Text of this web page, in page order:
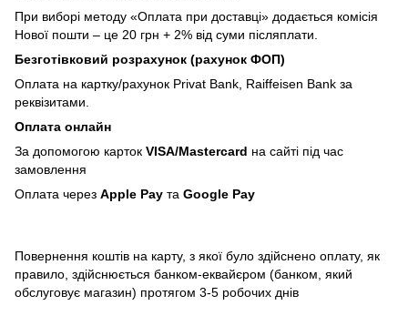
При виборі методу «Оплата при доставці» додається комісія
Нової пошти – це 20 грн + 2% від суми післяплати.
Безготівковий розрахунок (рахунок ФОП)
Оплата на картку/рахунок Privat Bank, Raiffeisen Bank за
реквізитами.
Оплата онлайн
За допомогою карток VISA/Mastercard на сайті під час
замовлення
Оплата через Apple Pay та Google Pay
Повернення коштів на карту, з якої було здійснено оплату, як
правило, здійснюється банком-еквайєром (банком, який
обслуговує магазин) протягом 3-5 робочих днів